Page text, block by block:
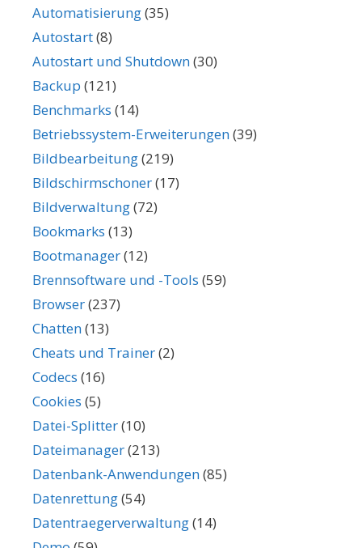
Automatisierung(35)
Autostart(8)
Autostart und Shutdown(30)
Backup (121)
Benchmarks (14)
Betriebssystem-Erweiterungen(39)
Bildbearbeitung(219)
Bildschirmschoner(17)
Bildverwaltung(72)
Bookmarks (13)
Bootmanager(12)
Brennsoftware und -Tools (59)
Browser(237)
Chatten(13)
Cheats und Trainer(2)
Codecs (16)
Cookies (5)
Datei-Splitter(10)
Dateimanager(213)
Datenbank-Anwendungen(85)
Datenrettung(54)
Datentraegerverwaltung(14)